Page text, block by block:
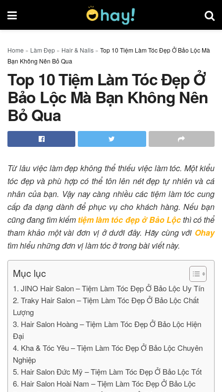
Home » Làm Đẹp » Hair & Nalis » Top 10 Tiệm Làm Tóc Đẹp Ở Bảo Lộc Mà
Bạn Không Nên Bỏ Qua
Top 10 Tiệm Làm Tóc Đẹp Ở
Bảo Lộc Mà Bạn Không Nên
Bỏ Qua
Từ lâu việc làm đẹp không thể thiếu việc làm tóc. Một kiểu
tóc đẹp và phù hợp có thể tôn lên nét đẹp tự nhiên và cá
nhân của bạn. Vậy nay càng nhiều các tiệm làm tóc cung
cấp đa dạng dành để phục vụ cho khách hàng. Nếu bạn
cũng đang tìm kiếm tiệm làm tóc đẹp ở Bảo Lộcthì có thể
tham khảo một vài đơn vị ở dưới đây. Hãy cùng với Ohay
tìm hiểu những đơn vị làm tóc ở trong bài viết này.
Mục lục
1. JINO Hair Salon – Tiệm Làm Tóc Đẹp Ở Bảo Lộc Uy Tín
2. Traky Hair Salon – Tiệm Làm Tóc Đẹp Ở Bảo Lộc Chất
Lượng
3. Hair Salon Hoàng – Tiệm Làm Tóc Đẹp Ở Bảo Lộc Hiện
Đại
4. Kha & Tóc Yêu – Tiệm Làm Tóc Đẹp Ở Bảo Lộc Chuyên
Nghiệp
5. Hair Salon Đức Mỹ – Tiệm Làm Tóc Đẹp Ở Bảo Lộc Tốt
6. Hair Salon Hoài Nam – Tiệm Làm Tóc Đẹp Ở Bảo Lộc